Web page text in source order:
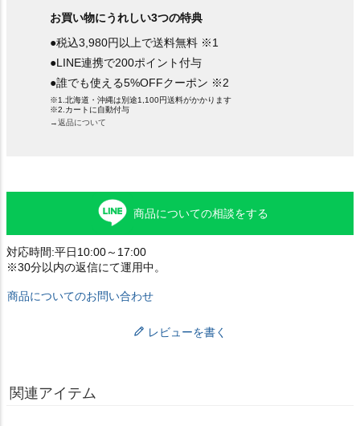
お買い物にうれしい3つの特典
●税込3,980円以上で送料無料 ※1
●LINE連携で200ポイント付与
●誰でも使える5%OFFクーポン ※2
※1.北海道・沖縄は別途1,100円送料がかかります
※2.カートに自動付与
→返品について
商品についての相談をする
対応時間:平日10:00～17:00
※30分以内の返信にて運用中。
商品についてのお問い合わせ
レビューを書く
関連アイテム